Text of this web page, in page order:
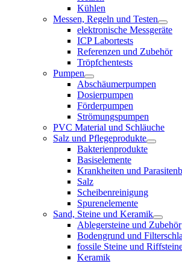
Kühlen
Messen, Regeln und Testen
elektronische Messgeräte
ICP Labortests
Referenzen und Zubehör
Tröpfchentests
Pumpen
Abschäumerpumpen
Dosierpumpen
Förderpumpen
Strömungspumpen
PVC Material und Schläuche
Salz und Pflegeprodukte
Bakterienprodukte
Basiselemente
Krankheiten und
Salz
Scheibenreinigung
Spurenelemente
Sand, Steine und Keramik
Ablegersteine und Zubehör
Bodengrund und
fossile Steine und
Keramik